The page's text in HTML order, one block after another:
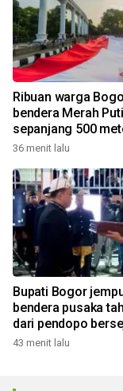
Ribuan warga
bendera Merah
sepanjang 500
rangkaian FMP ke-
36 menit lalu
Bupati Bogor
bendera pusaka
dari pendopo
Desa Malasari
43 menit lalu